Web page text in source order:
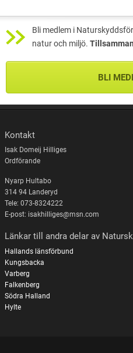
Bli medlem i
natur och miljö.
BLI
Kontakt
Isak Domeij Hilliges
Ordförande
Nyarp Hultabo
314 94 Landeryd
Tele: 073-8324222
E-post: isakhilliges@msn.com
Länkar till andra delar av
Hallands länsförbund
Kungsbacka
Varberg
Falkenberg
Södra Halland
Hylte